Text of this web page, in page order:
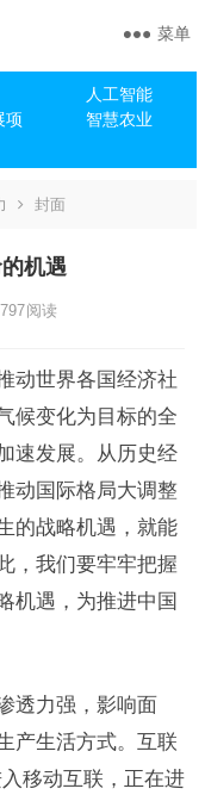
人工智能
项
智慧农业
菜单
封面
机遇
797阅读
动世界各国经济社
候变化为目标的全
速发展。从历史经
动国际格局大调整
的战略机遇，就能
，我们要牢牢把握
机遇，为推进中国
力强，影响面
产生活方式。互联
移动互联，正在进